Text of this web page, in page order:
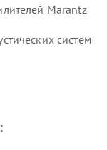
Marantz
систем